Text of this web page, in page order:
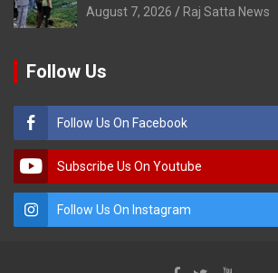
August 7, 2026 Raj Satta News
Follow Us
Follow Us On Facebook
Subscribe Us On Youtube
Follow Us On Instagram